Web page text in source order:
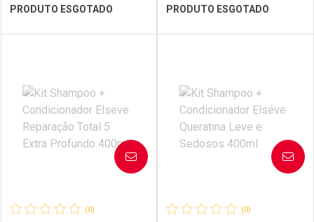
Ver Desconto Convênio Ver Desconto Convênio
PRODUTO ESGOTADO
Laboratório
Por Menos
PRODUTO ESGOTADO
Laboratório
Por Menos
(0)
AVISE-ME
(0)
AVISE-ME